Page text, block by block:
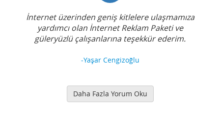
İnternet üzerinden geniş kitlelere ulaşmamıza
yardımcı olan İnternet Reklam Paketi ve
güleryüzlü çalışanlarına teşekkür ederim.
-Yaşar Cengizoğlu
Daha Fazla Yorum Oku